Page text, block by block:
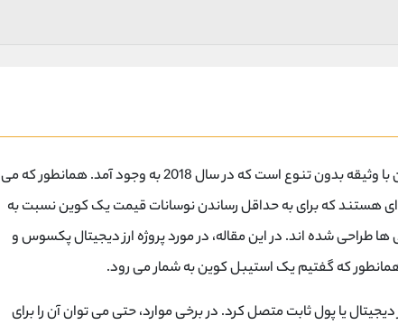
یک استیبل کوین با وثیقه بدون تنوع است که در سال 2018 به وجود آمد. همانطور که می
ای هستند که برای به حداقل رساندن نوسانات قیمت یک کوین نسبت به
طراحی شده اند. در این مقاله، در مورد پروژه ارز دیجیتال پکسوس و
دیجیتال یا پول ثابت متصل کرد. در برخی موارد، حتی می توان آن را برای